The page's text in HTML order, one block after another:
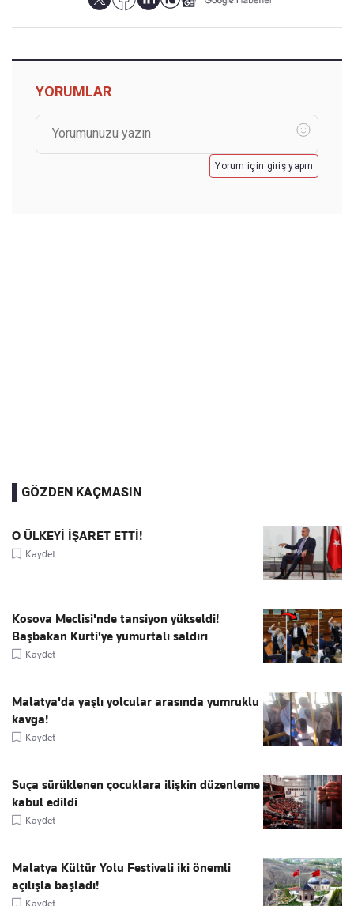
YORUMLAR
Yorum için giriş yapın
GÖZDEN KAÇMASIN
O ÜLKEYİ İŞARET ETTİ!
Kaydet
Kosova Meclisi'nde tansiyon yükseldi!
Başbakan Kurti'ye yumurtalı saldırı
Kaydet
Malatya'da yaşlı yolcular arasında yumruklu
kavga!
Kaydet
Suça sürüklenen çocuklara ilişkin düzenleme
kabul edildi
Kaydet
Malatya Kültür Yolu Festivali iki önemli
açılışla başladı!
Kaydet